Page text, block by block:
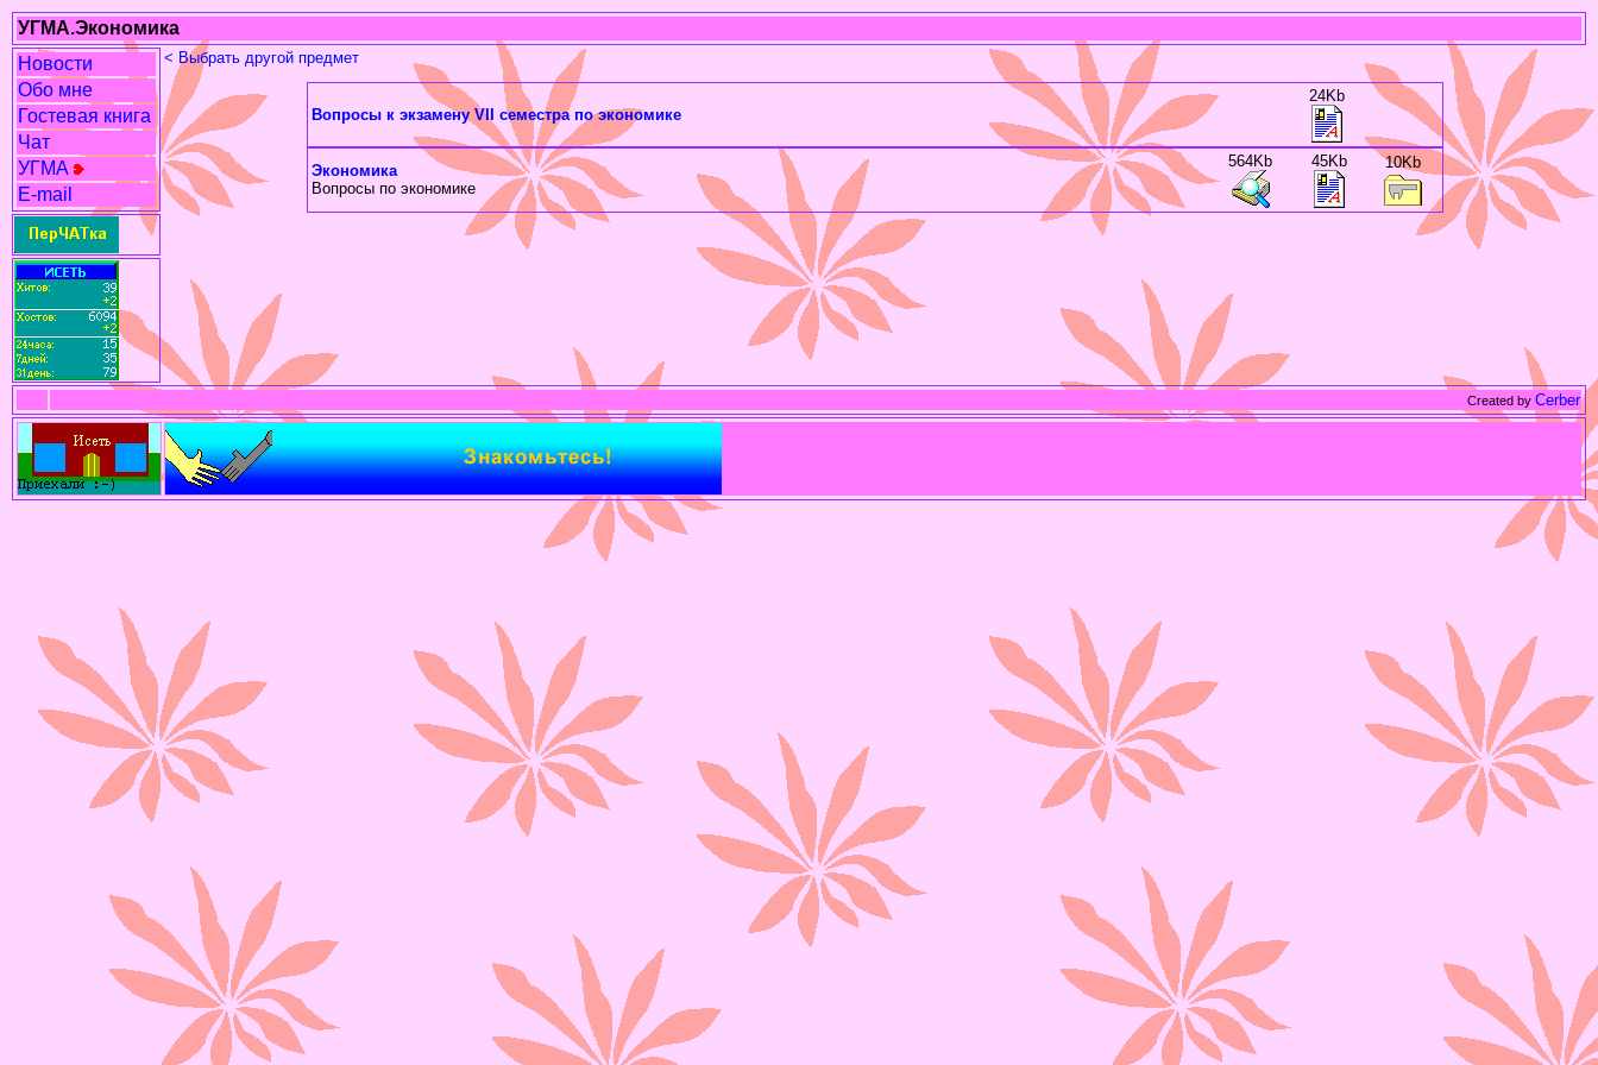
УГМА.Экономика
Новости
Обо мне
Гостевая книга
Чат
УГМА
E-mail
< Выбрать другой предмет
Вопросы к экзамену VII семестра по экономике
24Kb
Экономика
Вопросы по экономике
564Kb 45Kb 10Kb
Created by Cerber